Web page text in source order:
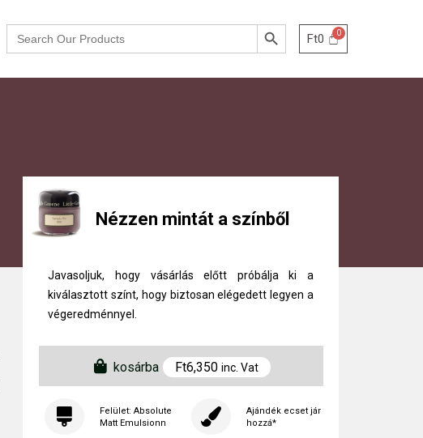
Search
for:
Search Button
Ft0
Nézzen mintát a színből
Javasoljuk, hogy vásárlás előtt próbálja ki a
kiválasztott színt, hogy biztosan elégedett legyen a
végeredménnyel.
kosárba Ft6,350 inc. Vat
Felület: Absolute
Matt Emulsionn
Ajándék ecset jár
hozzá*